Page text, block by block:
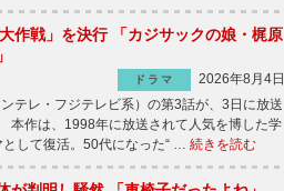
作戦」を決行 「カジサックの娘・梶原
ドラマ
2026年8月4日
テレ・フジテレビ系）の第3話が、3日に放送
作は、1998年に放送されて人気を博した学
して復活。50代になった“ … 続きを読む